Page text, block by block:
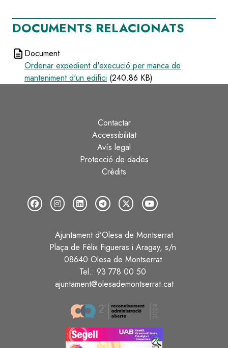
DOCUMENTS RELACIONATS
description Document
Ordenar expedient d'execució per manca de
manteniment d'un edifici (240.86 KB)
Contactar
Accessibilitat
Avís legal
Protecció de dades
Crèdits
Ajuntament d’Olesa de Montserrat
Plaça de Fèlix Figueras i Aragay, s/n
08640 Olesa de Montserrat
Tel.: 93 778 00 50
ajuntament@olesademontserrat.cat
Image
Image